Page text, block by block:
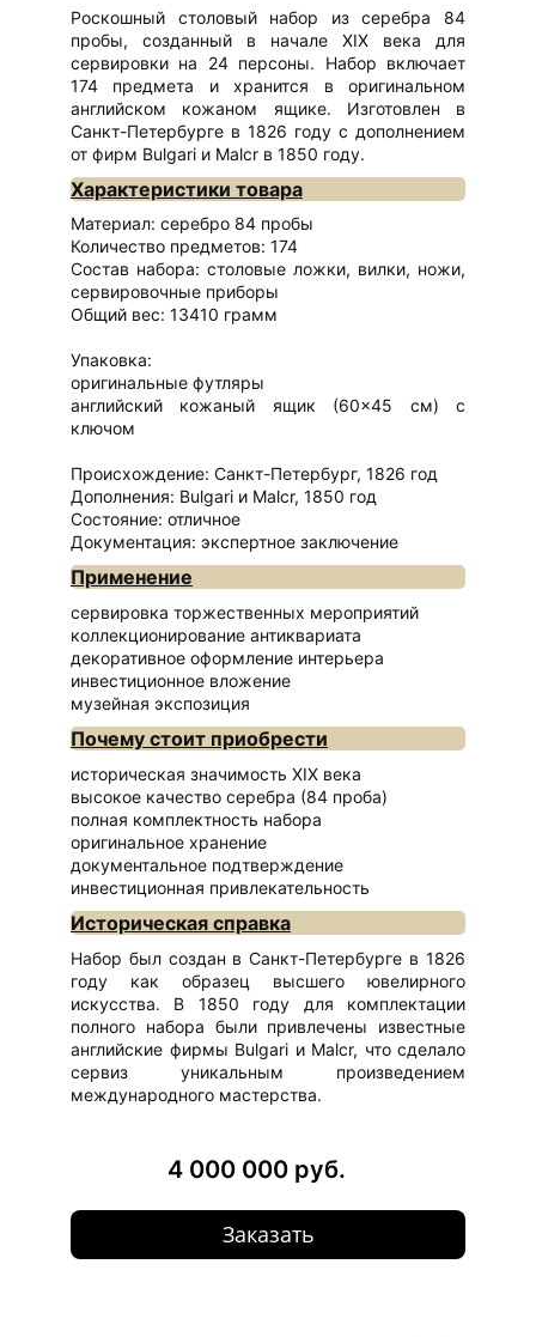
Роскошный столовый набор из серебра 84
пробы, созданный в начале XIX века для
сервировки на 24 персоны. Набор включает
174 предмета и хранится в оригинальном
английском кожаном ящике. Изготовлен в
Санкт-Петербурге в 1826 году с дополнением
от фирм Bulgari и Malcr в 1850 году.
Характеристики товара
Материал: серебро 84 пробы
Количество предметов: 174
Состав набора: столовые ложки, вилки, ножи,
сервировочные приборы
Общий вес: 13410 грамм
Упаковка:
оригинальные футляры
английский кожаный ящик (60×45 см) с
ключом
Происхождение: Санкт-Петербург, 1826 год
Дополнения: Bulgari и Malcr, 1850 год
Состояние: отличное
Документация: экспертное заключение
Применение
сервировка торжественных мероприятий
коллекционирование антиквариата
декоративное оформление интерьера
инвестиционное вложение
музейная экспозиция
Почему стоит приобрести
историческая значимость XIX века
высокое качество серебра (84 проба)
полная комплектность набора
оригинальное хранение
документальное подтверждение
инвестиционная привлекательность
Историческая справка
Набор был создан в Санкт-Петербурге в 1826
году как образец высшего ювелирного
искусства. В 1850 году для комплектации
полного набора были привлечены известные
английские фирмы Bulgari и Malcr, что сделало
сервиз уникальным произведением
международного мастерства.
4 000 000 руб.
Заказать